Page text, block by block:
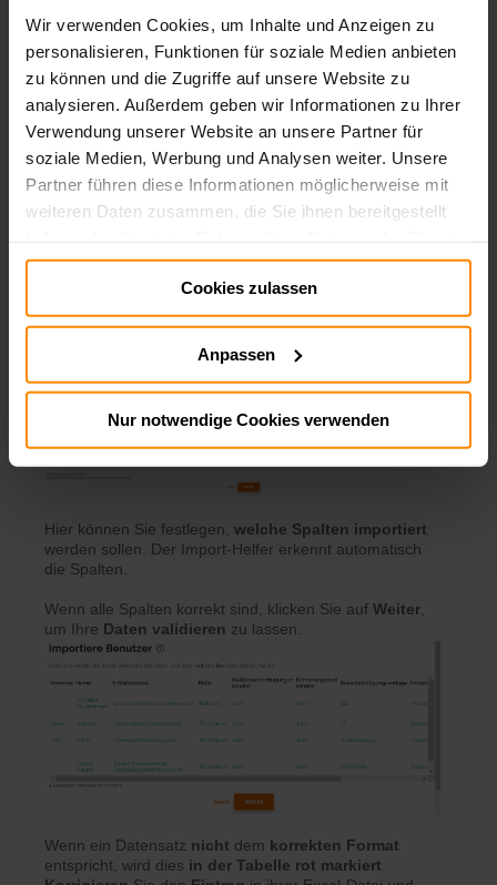
Wir verwenden Cookies, um Inhalte und Anzeigen zu
personalisieren, Funktionen für soziale Medien anbieten
zu können und die Zugriffe auf unsere Website zu
analysieren. Außerdem geben wir Informationen zu Ihrer
Verwendung unserer Website an unsere Partner für
soziale Medien, Werbung und Analysen weiter. Unsere
Partner führen diese Informationen möglicherweise mit
weiteren Daten zusammen, die Sie ihnen bereitgestellt
gesammelt haben.
Impressum
Datenschutz:Datenschutz
Cookies zulassen
Anpassen
Nur notwendige Cookies verwenden
Zunächst müssen Sie IhreExcel-Datei hochladen.
Dazu können Sie dieVorlage nutzen , die Sie in der
rechten oberen Ecke herunterladen und mit Ihren Daten
füllen können (Button "Vorlage herunterladen").
Für weitere Informationen zur Vorlage, lesen Sie den
Artikel zuExcel-Import-Datei erstellen
Vorlage:
werden Sie automatisch zum nächsten Schritt, der
Spalten-Zuweisung, geführt.
Hier können Sie festlegen, welche Spalten importiert
werden sollen. Der Import-Helfer erkennt automatisch
die Spalten.
Wenn alle Spalten korrekt sind, klicken Sie auf Weiter
um Ihre Daten validieren zu lassen.
Wenn ein Datensatz nicht dem korrekten Format
entspricht, wird dies in der Tabelle rot markiert